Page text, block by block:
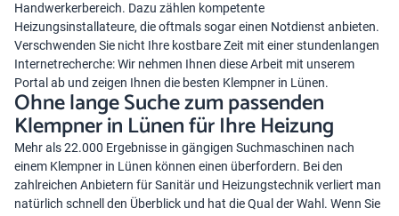
Handwerkerbereich. Dazu zählen kompetente
Heizungsinstallateure, die oftmals sogar einen Notdienst anbieten.
Verschwenden Sie nicht Ihre kostbare Zeit mit einer stundenlangen
Internetrecherche: Wir nehmen Ihnen diese Arbeit mit unserem
Portal ab und zeigen Ihnen die besten Klempner in Lünen.
Ohne lange Suche zum passenden
Klempner in Lünen für Ihre Heizung
Mehr als 22.000 Ergebnisse in gängigen Suchmaschinen nach
einem Klempner in Lünen können einen überfordern. Bei den
zahlreichen Anbietern für Sanitär und Heizungstechnik verliert man
natürlich schnell den Überblick und hat die Qual der Wahl. Wenn Sie